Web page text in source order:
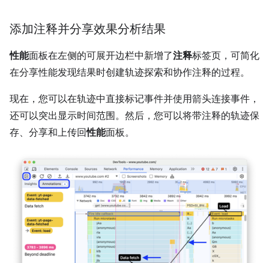
添加注释并分享效果分析结果
性能面板在左侧的可展开边栏中新增了注释标签页，可简化
在分享性能发现结果时创建轨迹探索和协作注释的过程。
现在，您可以在轨迹中直接标记事件并使用箭头连接事件，
还可以突出显示时间范围。然后，您可以将带注释的轨迹保
存、分享和上传回性能面板。